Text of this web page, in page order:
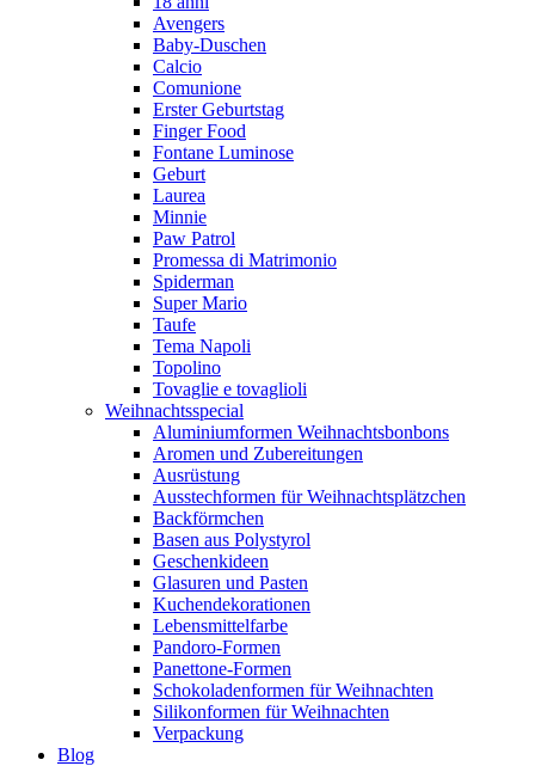
Avengers
Baby-Duschen
Calcio
Comunione
Erster Geburtstag
Finger Food
Fontane Luminose
Geburt
Laurea
Minnie
Paw Patrol
Promessa di Matrimonio
Spiderman
Super Mario
Taufe
Tema Napoli
Topolino
Tovaglie e tovaglioli
Weihnachtsspecial
Aluminiumformen Weihnachtsbonbons
Aromen und Zubereitungen
Ausrüstung
Ausstechformen für Weihnachtsplätzchen
Backförmchen
Basen aus Polystyrol
Geschenkideen
Glasuren und Pasten
Kuchendekorationen
Lebensmittelfarbe
Pandoro-Formen
Panettone-Formen
Schokoladenformen für Weihnachten
Silikonformen für Weihnachten
Verpackung
Blog